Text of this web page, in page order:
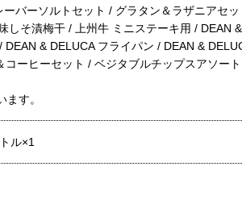
バーソルトセット / グラタン＆ラザニアセ
しそ漬梅干 / 上州牛 ミニステーキ用 / DEAN
& DELUCA フライパン / DEAN &
ーヒーセット / ベジタブルチップスアソー
す。
ル×1